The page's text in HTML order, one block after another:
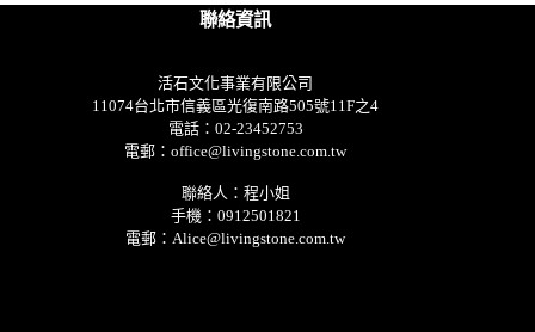
聯絡資訊
活石文化事業有限公司
11074台北市信義區光復南路505號11F之4
電話：02-23452753
電郵：office@livingstone.com.tw
聯絡人：程小姐
手機：0912501821
電郵：Alice@livingstone.com.tw